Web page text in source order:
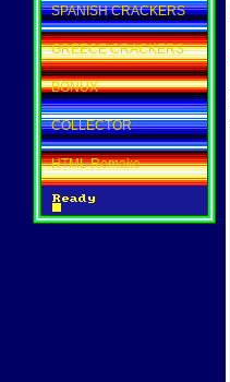
SPANISH CRACKERS
GREECE CRACKERS
BONUX
COLLECTOR
HTML Remake